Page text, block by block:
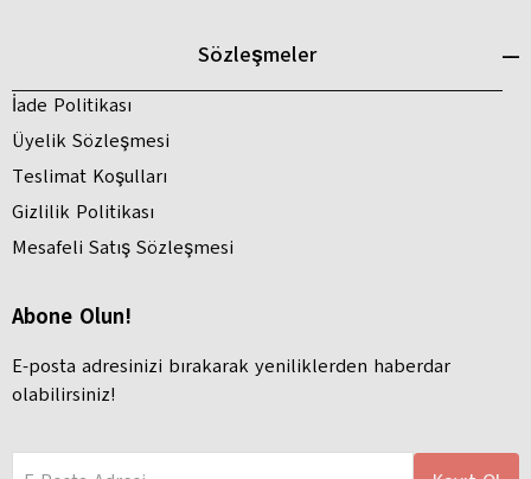
Sözleşmeler
İade Politikası
Üyelik Sözleşmesi
Teslimat Koşulları
Gizlilik Politikası
Mesafeli Satış Sözleşmesi
Abone Olun!
E-posta adresinizi bırakarak yeniliklerden haberdar
olabilirsiniz!